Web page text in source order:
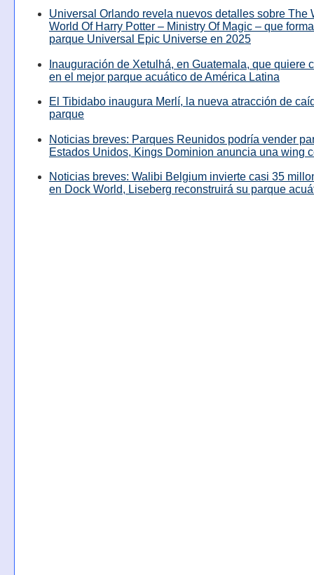
Universal Orlando revela nuevos detalles sobre The
World Of Harry Potter – Ministry Of Magic – que
parque Universal Epic Universe en 2025
Inauguración de Xetulhá, en Guatemala, que quiere
en el mejor parque acuático de América Latina
El Tibidabo inaugura Merlí, la nueva atracción de
parque
Noticias breves: Parques Reunidos podría vender
Estados Unidos, Kings Dominion anuncia una wing
Noticias breves: Walibi Belgium invierte casi 35
en Dock World, Liseberg reconstruirá su parque